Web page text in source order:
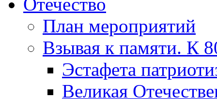
План мероприятий
Взывая к памяти. К
Эcтафета
Великая